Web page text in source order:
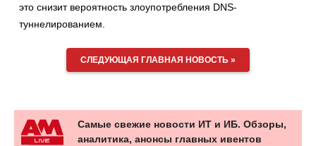
это снизит вероятность злоупотребления DNS-
туннелированием.
СЛЕДУЮЩАЯ ГЛАВНАЯ НОВОСТЬ »
Самые свежие новости ИТ и ИБ. Обзоры,
аналитика, анонсы главных ивентов